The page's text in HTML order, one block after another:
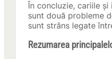
În concluzie, cariile
sunt două probleme
sunt strâns legate
Rezumarea